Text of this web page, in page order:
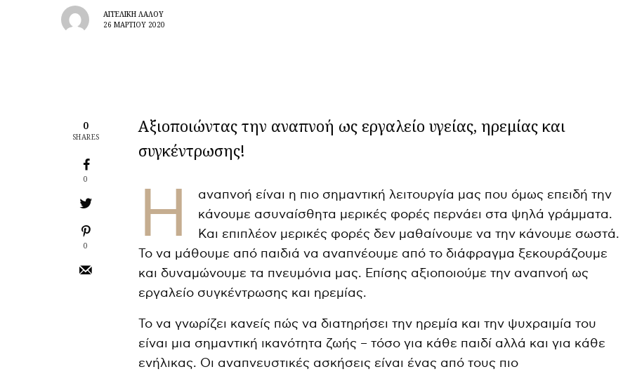
ΑΓΓΕΛΙΚΉ ΛΆΛΟΥ
26 ΜΑΡΤΊΟΥ 2020
0
SHARES
0
0
Αξιοποιώντας την αναπνοή ως εργαλείο υγείας, ηρεμίας και
συγκέντρωσης!
Η
αναπνοή είναι η πιο σημαντική λειτουργία μας που όμως επειδή την
κάνουμε ασυναίσθητα μερικές φορές περνάει στα ψηλά γράμματα.
Και επιπλέον μερικές φορές δεν μαθαίνουμε να την κάνουμε σωστά.
Το να μάθουμε από παιδιά να αναπνέουμε από το διάφραγμα ξεκουράζουμε
και δυναμώνουμε τα πνευμόνια μας. Επίσης αξιοποιούμε την αναπνοή ως
εργαλείο συγκέντρωσης και ηρεμίας.
Το να γνωρίζει κανείς πώς να διατηρήσει την ηρεμία και την ψυχραιμία του
είναι μια σημαντική ικανότητα ζωής – τόσο για κάθε παιδί αλλά και για κάθε
ενήλικας. Οι αναπνευστικές ασκήσεις είναι ένας από τους πιο